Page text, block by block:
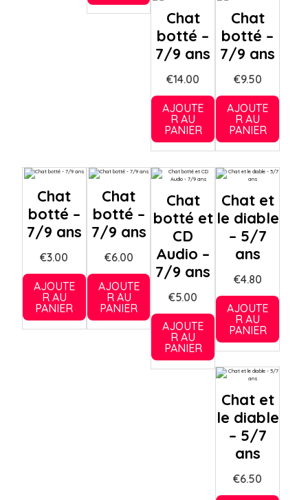
Chat
botté –
7/9 ans
€14.00
AJOUTE
R AU
PANIER
Chat
botté –
7/9 ans
€9.50
AJOUTE
R AU
PANIER
Chat
botté –
7/9 ans
€3.00
AJOUTE
R AU
PANIER
Chat
botté –
7/9 ans
€6.00
AJOUTE
R AU
PANIER
Chat
botté et
CD
Audio –
7/9 ans
€5.00
AJOUTE
R AU
PANIER
Chat et
le diable
– 5/7
ans
€4.80
AJOUTE
R AU
PANIER
Chat et
le diable
– 5/7
ans
€6.50